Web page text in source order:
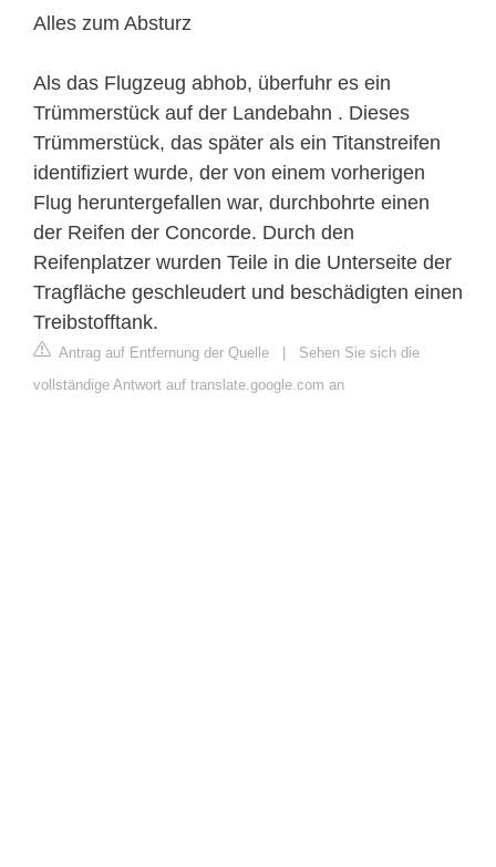
Alles zum Absturz
Als das Flugzeug abhob, überfuhr es ein
Trümmerstück auf der Landebahn . Dieses
Trümmerstück, das später als ein Titanstreifen
identifiziert wurde, der von einem vorherigen
Flug heruntergefallen war, durchbohrte einen
der Reifen der Concorde. Durch den
Reifenplatzer wurden Teile in die Unterseite der
Tragfläche geschleudert und beschädigten einen
Treibstofftank.
Antrag auf Entfernung der Quelle | Sehen Sie sich die
vollständige Antwort auf translate.google.com an